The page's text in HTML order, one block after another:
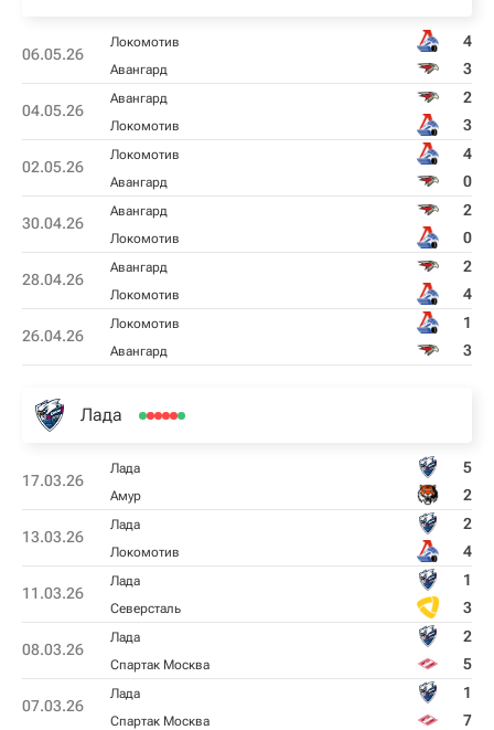
06.05.26
Локомотив 4
Авангард 3
04.05.26
Авангард 2
Локомотив 3
02.05.26
Локомотив 4
Авангард 0
30.04.26
Авангард 2
Локомотив 0
28.04.26
Авангард 2
Локомотив 4
26.04.26
Локомотив 1
Авангард 3
Лада
17.03.26
Лада 5
Амур 2
13.03.26
Лада 2
Локомотив 4
11.03.26
Лада 1
Северсталь 3
08.03.26
Лада 2
Спартак Москва 5
07.03.26
Лада 1
Спартак Москва 7